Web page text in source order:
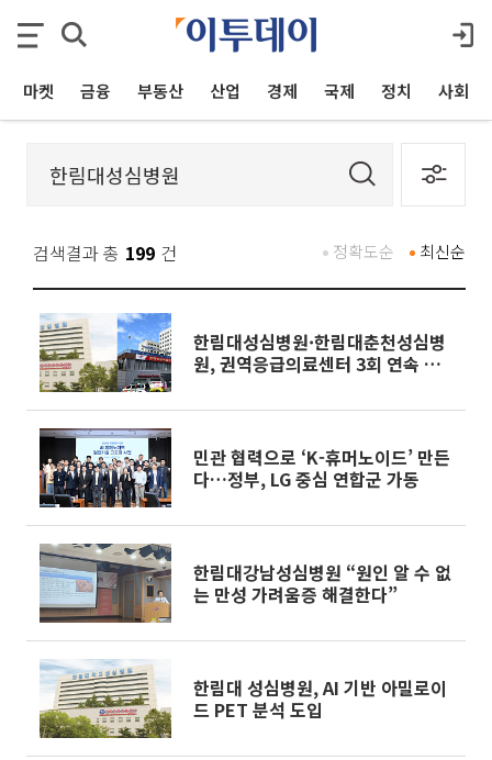
마켓 금융 부동산 산업 경제 국제 정치 사회
검색결과 총 199 건 최신순
정확도순
한림대성심병원·한림대춘천성심병
원, 권역응급의료센터 3회 연속 재
민관 협력으로 ‘K-휴머노이드’ 만든
다…정부, LG 중심 연합군 가동
한림대강남성심병원 “원인 알 수 없
는 만성 가려움증 해결한다”
한림대 성심병원, AI 기반 아밀로이
드 PET 분석 도입